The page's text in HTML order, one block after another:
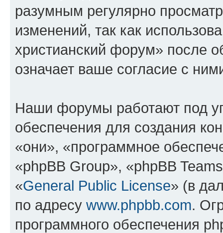
разумным регулярно
изменений, так как
христианский форум» после
означает ваше согласие с
Наши форумы работают под
обеспечения для создания
«они», «программное
«phpBB Group», «phpBB
«General Public License» (в
по адресу www.phpbb.com.
программного обеспечения